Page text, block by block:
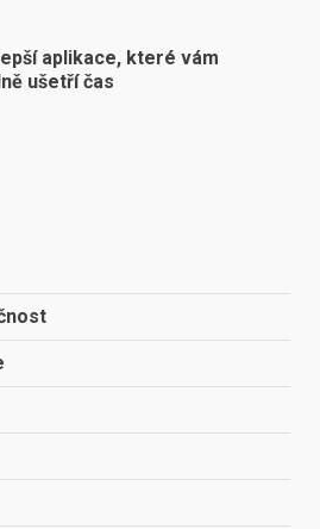
aplikace, které vám
ušetří čas